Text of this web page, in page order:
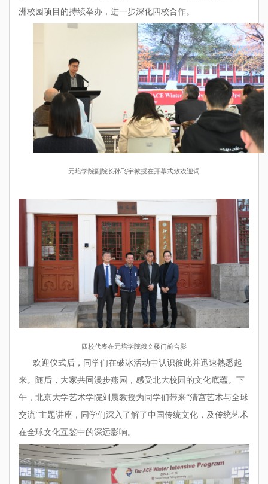
洲校园项目的持续举办，进一步深化四校合作。
元培学院副院长孙飞宇教授在开幕式致欢迎词
四校代表在元培学院俄文楼门前合影
欢迎仪式后，同学们在破冰活动中认识彼此并迅速熟悉起
来。随后，大家共同漫步燕园，感受北大校园的文化底蕴。下
午，北京大学艺术学院刘晨教授为同学们带来“清宫艺术与全球
交流”主题讲座，同学们深入了解了中国传统文化，及传统艺术
在全球文化互鉴中的深远影响。